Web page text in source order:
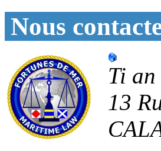
Nous
Ti
13